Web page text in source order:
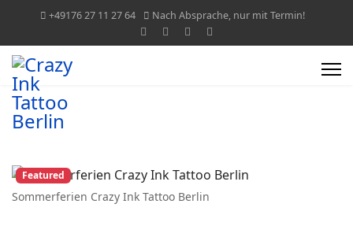
+49176 27 11 27 64 Nach Absprache, nur mit Termin!
Sommerferien Crazy Ink Tattoo Berlin
Featured